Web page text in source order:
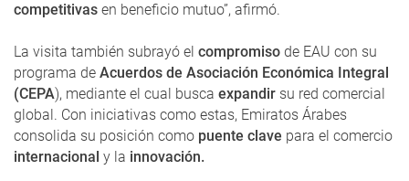
competitivas en beneficio mutuo”, afirmó.
La visita también subrayó el compromiso de EAU con su
programa de Acuerdos de Asociación Económica Integral
(CEPA), mediante el cual busca expandir su red comercial
global. Con iniciativas como estas, Emiratos Árabes
consolida su posición como puente clave para el comercio
internacional y la innovación.